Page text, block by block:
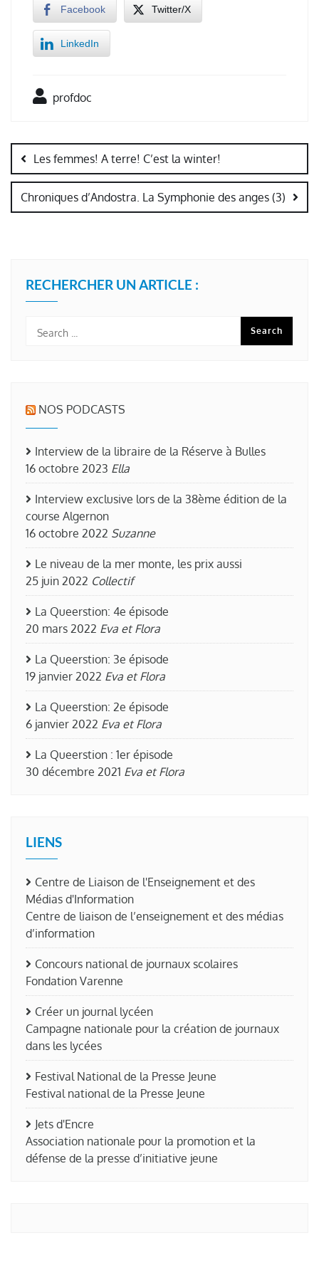
Facebook Twitter/X
LinkedIn
profdoc
de
l’article
Les femmes! A terre! C’est la winter!
Chroniques d’Andostra. La Symphonie des anges (3)
RECHERCHER UN ARTICLE :
NOS PODCASTS
Interview de la libraire de la Réserve à Bulles
16 octobre 2023 Ella
Interview exclusive lors de la 38ème édition de la
course Algernon
16 octobre 2022 Suzanne
Le niveau de la mer monte, les prix aussi
25 juin 2022 Collectif
La Queerstion: 4e épisode
20 mars 2022 Eva et Flora
La Queerstion: 3e épisode
19 janvier 2022 Eva et Flora
La Queerstion: 2e épisode
6 janvier 2022 Eva et Flora
La Queerstion : 1er épisode
30 décembre 2021 Eva et Flora
LIENS
Centre de Liaison de l'Enseignement et des
Médias d'Information
Centre de liaison de l’enseignement et des médias
d’information
Concours national de journaux scolaires
Fondation Varenne
Créer un journal lycéen
Campagne nationale pour la création de journaux
dans les lycées
Festival National de la Presse Jeune
Festival national de la Presse Jeune
Jets d'Encre
Association nationale pour la promotion et la
défense de la presse d’initiative jeune